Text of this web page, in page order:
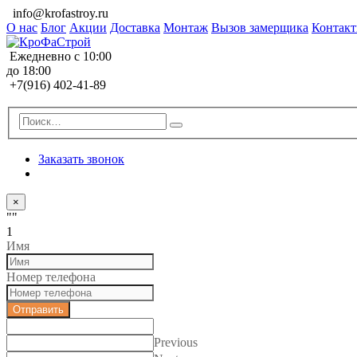
info@krofastroy.ru
О нас Блог Акции Доставка Монтаж Вызов замерщика
Ежедневно с 10:00
до 18:00
+7(916) 402-41-89
Заказать звонок
×
""
1
Имя
Номер телефона
Отправить
Previous